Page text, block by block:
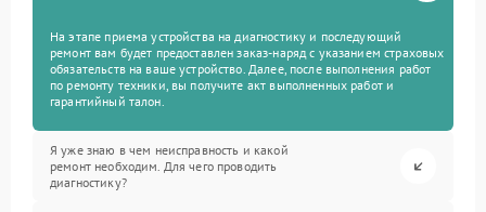
На этапе приема устройства на диагностику и последующий
ремонт вам будет предоставлен заказ-наряд с указанием страховых
обязательств на ваше устройство. Далее, после выполнения работ
по ремонту техники, вы получите акт выполненных работ и
гарантийный талон.
Я уже знаю в чем неисправность и какой
ремонт необходим. Для чего проводить
диагностику?